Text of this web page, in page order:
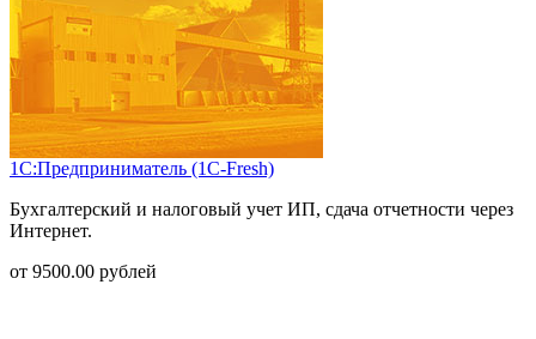
1С:Предприниматель (1С-Fresh)
Бухгалтерский и налоговый учет ИП, сдача отчетности через
Интернет.
от 9500.00 рублей